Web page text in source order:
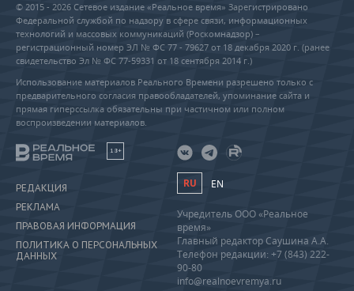
© 2015 - 2026 Сетевое издание «Реальное время» Зарегистрировано
Федеральной службой по надзору в сфере связи, информационных
технологий и массовых коммуникаций (Роскомнадзор) –
регистрационный номер ЭЛ № ФС 77 - 79627 от 18 декабря 2020 г. (ранее
свидетельство Эл № ФС 77-59331 от 18 сентября 2014 г.)
Использование материалов Реального Времени разрешено только с
предварительного согласия правообладателей, упоминание сайта и
прямая гиперссылка обязательны при частичном или полном
воспроизведении материалов.
18+
РЕДАКЦИЯ
РЕКЛАМА
ПРАВОВАЯ ИНФОРМАЦИЯ
ПОЛИТИКА О ПЕРСОНАЛЬНЫХ
ДАННЫХ
RU EN
Учредитель ООО «Реальное
время»
Главный редактор Саушина А.А.
Телефон редакции: +7 (843) 222-
90-80
info@realnoevremya.ru